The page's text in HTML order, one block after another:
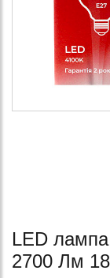
LED
2700 Лм